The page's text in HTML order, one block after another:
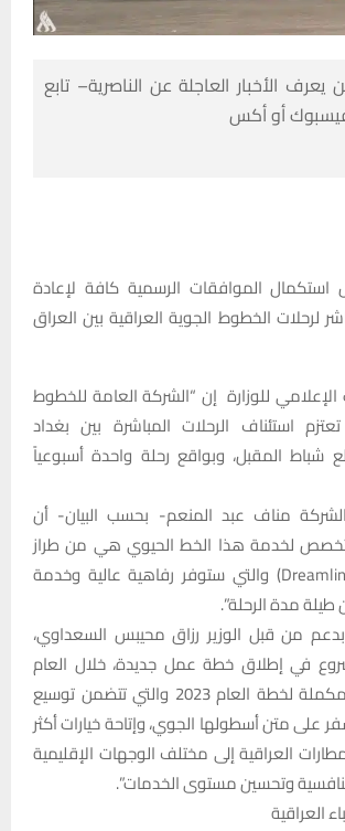
الأخبار العاجلة عن الناصرية– تابع
فيسبوك أو أكس
استكمال الموافقات الرسمية كافة لإعادة
لرحلات الخطوط الجوية العراقية بين العراق
للوزارة إن “الشركة العامة للخطوط
استئناف الرحلات المباشرة بين بغداد
شباط المقبل، وبواقع رحلة واحدة أسبوعياً
مناف عبد المنعم- بحسب البيان- أن
ستخصص لخدمة هذا الخط الحيوي هي من طراز
طائرة الأحلام (Dreamliner) والتي ستوفر رفاهية عالية وخدمة
طيلة مدة الرحلة”.
“بدعم من قبل الوزير رزاق محيبس السعداوي،
في إطلاق خطة عمل جديدة، خلال العام
الحالي، وستكون مكملة لخطة العام 2023 والتي تتضمن توسيع
على متن أسطولها الجوي، وإتاحة خيارات أكثر
العراقية إلى مختلف الوجهات الإقليمية
تنافسية وتحسين مستوى الخدمات”.
العراقية